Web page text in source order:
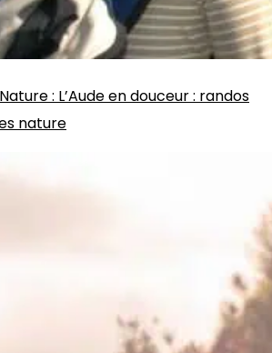
Nature: L’Aude en douceur : randos
nature